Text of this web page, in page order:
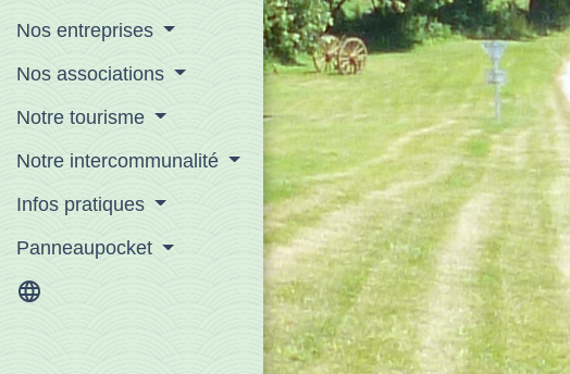
Nos entreprises
Nos associations
Notre tourisme
Notre intercommunalité
Infos pratiques
Panneaupocket
language